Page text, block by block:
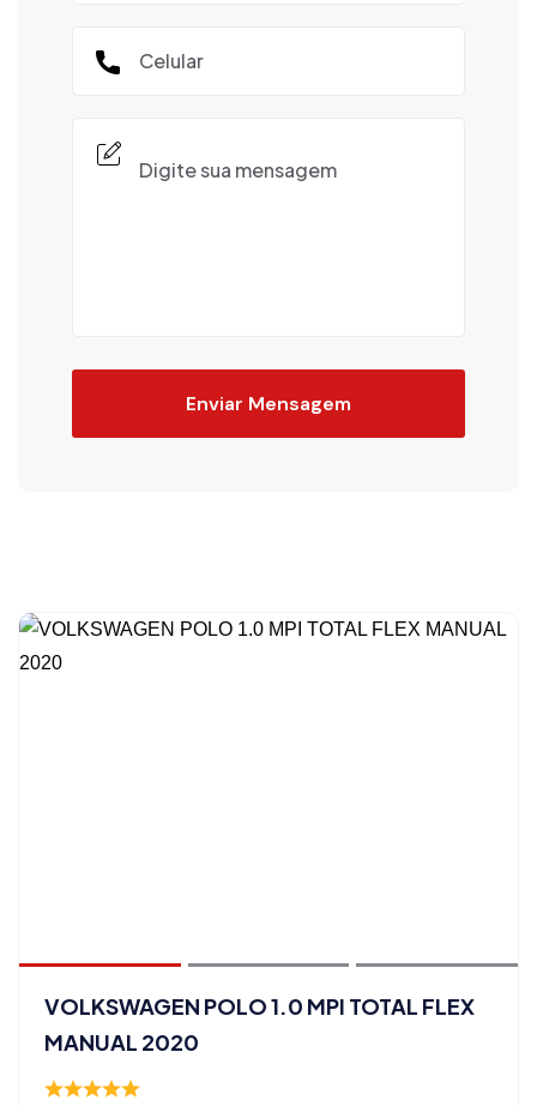
Enviar Mensagem
VOLKSWAGEN POLO 1.0 MPI TOTAL FLEX
MANUAL 2020